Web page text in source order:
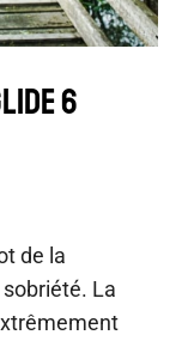
6
de la
La